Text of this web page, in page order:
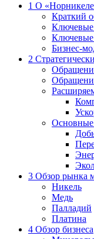
1 О
Краткий
Ключевые
Ключевые
Бизнес-
2
3 Обзор рынка
Никель
Медь
Палладий
Платина
4 Обзор бизнеса